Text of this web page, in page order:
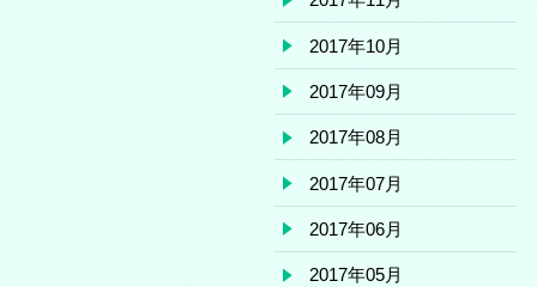
2017年10月
2017年09月
2017年08月
2017年07月
2017年06月
2017年05月